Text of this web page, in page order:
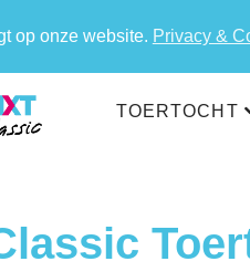
op onze website. Privacy &
TOERTOCHT